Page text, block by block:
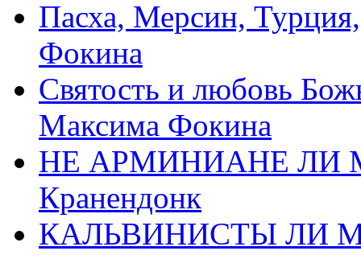
Пасха, Мерсин,
Фокина
Святость и любовь
Максима Фокина
НЕ АРМИНИАНЕ ЛИ
Кранендонк
КАЛЬВИНИСТЫ ЛИ